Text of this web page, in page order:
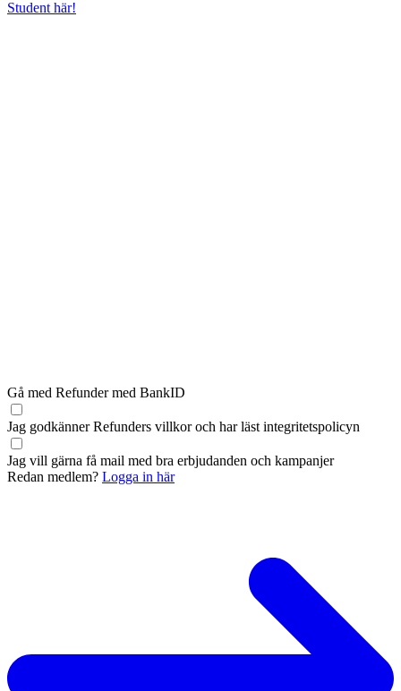
Student här!
Gå med Refunder med BankID
Jag godkänner Refunders villkoroch har läst integritetspolicyn
Jag vill gärna få mail med bra erbjudanden och kampanjer
Redan medlem? Logga in här